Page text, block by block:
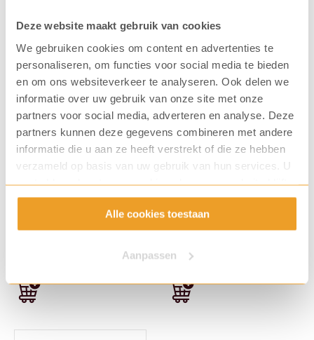
Deze website maakt gebruik van cookies
We gebruiken cookies om content en advertenties te
personaliseren, om functies voor social media te bieden
en om ons websiteverkeer te analyseren. Ook delen we
informatie over uw gebruik van onze site met onze
partners voor social media, adverteren en analyse. Deze
partners kunnen deze gegevens combineren met andere
informatie die u aan ze heeft verstrekt of die ze hebben
verzameld op basis van uw gebruik van hun services. U
gaat akkoord met onze cookies als u onze website blijft
gebruiken.
Alle cookies toestaan
Aanpassen
Vaak gekocht samen met...
Lipton thee FGS Groen (6
€ 20,70